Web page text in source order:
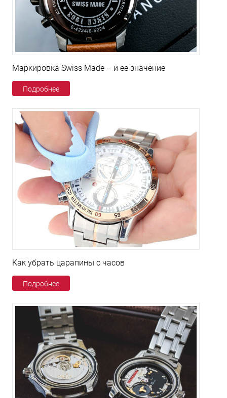
Маркировка Swiss Made – и ее значение
Подробнее
Как убрать царапины с часов
Подробнее